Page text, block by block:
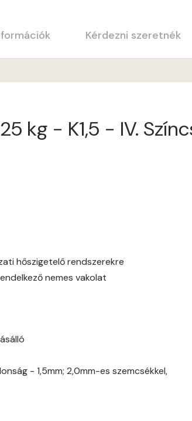
Blood-orange A
Coral A
Gecco-green A
Kérdezni szeretnék
kg - K1,5 - IV.
hőszigetelő rendszerekre
nemes vakolat
- 1,5mm; 2,0mm-es szemcsékkel,